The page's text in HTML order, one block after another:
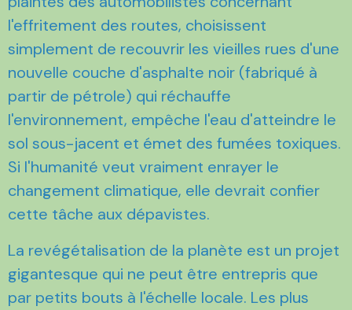
l'effritement des routes, choisissent
simplement de recouvrir les vieilles rues d'une
nouvelle couche d'asphalte noir (fabriqué à
partir de pétrole) qui réchauffe
l'environnement, empêche l'eau d'atteindre le
sol sous-jacent et émet des fumées toxiques.
Si l'humanité veut vraiment enrayer le
changement climatique, elle devrait confier
cette tâche aux dépavistes.
La revégétalisation de la planète est un projet
gigantesque qui ne peut être entrepris que
par petits bouts à l'échelle locale. Les plus